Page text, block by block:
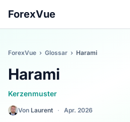
ForexVue
ForexVue › Glossar › Harami
Harami
Kerzenmuster
Von Laurent · Apr. 2026